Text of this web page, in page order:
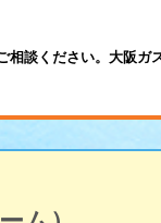
談ください。大阪